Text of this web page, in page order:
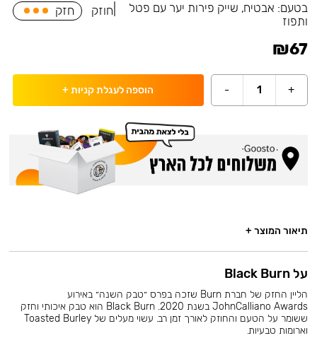
בטעם: אבטיח, שייק פירות יער עם פטל
ותפוז
חוזק חזק
₪67
+
1
- הוספה לעגלת קניות +
תיאור המוצר +
על Black Burn
הליין החזק של חברת Burn שזכה בפרס ״טבק השנה״ באירוע
JohnCalliano Awards בשנת 2020. Black Burn הוא טבק איכותי וחזק
ששומר על הטעם והחוזק לאורך זמן רב. עשוי מעלים של Toasted Burley
וארומות טבעיות.